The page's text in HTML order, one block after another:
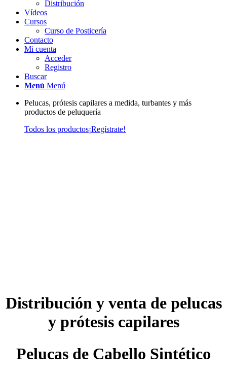
Distribución
Vídeos
Cursos
Curso de Posticería
Contacto
Mi cuenta
Acceder
Registro
Buscar
Menú Menú
Pelucas, prótesis capilares a medida, turbantes y más
productos de peluquería
Todos los productos¡Regístrate!
Distribución y venta de pelucas
y prótesis capilares
Pelucas de Cabello Sintético